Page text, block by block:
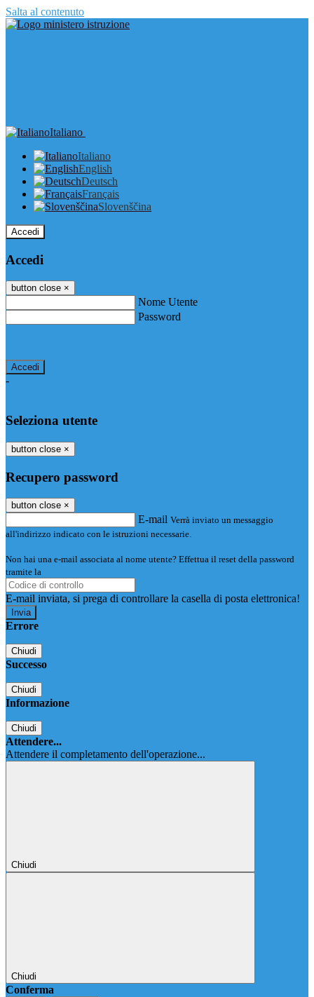
Salta al contenuto
Italiano
Italiano
English
Deutsch
Français
Slovenščina
Accedi
Accedi
button close ×
Nome Utente
Password
-
Seleziona utente
button close ×
Recupero password
button close ×
E-mail Verrà inviato un messaggio
all'indirizzo indicato con le istruzioni necessarie.
Non hai una e-mail associata al nome utente? Effettua il reset della password
tramite la
E-mail inviata, si prega di controllare la casella di posta elettronica!
Errore
Chiudi
Successo
Chiudi
Informazione
Chiudi
Attendere...
Attendere il completamento dell'operazione...
Chiudi
Chiudi
Conferma